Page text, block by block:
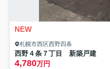
NEW
札幌市西区西野四条
西野４条７丁目 新築戸建
4,780万円